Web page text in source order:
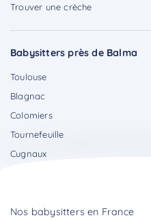
Trouver une crèche
Babysitters près de Balma
Toulouse
Blagnac
Colomiers
Tournefeuille
Cugnaux
Nos babysitters en France